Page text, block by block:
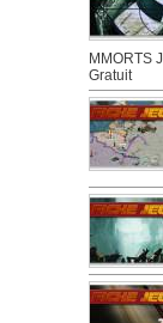
MMORTS
Gratuit